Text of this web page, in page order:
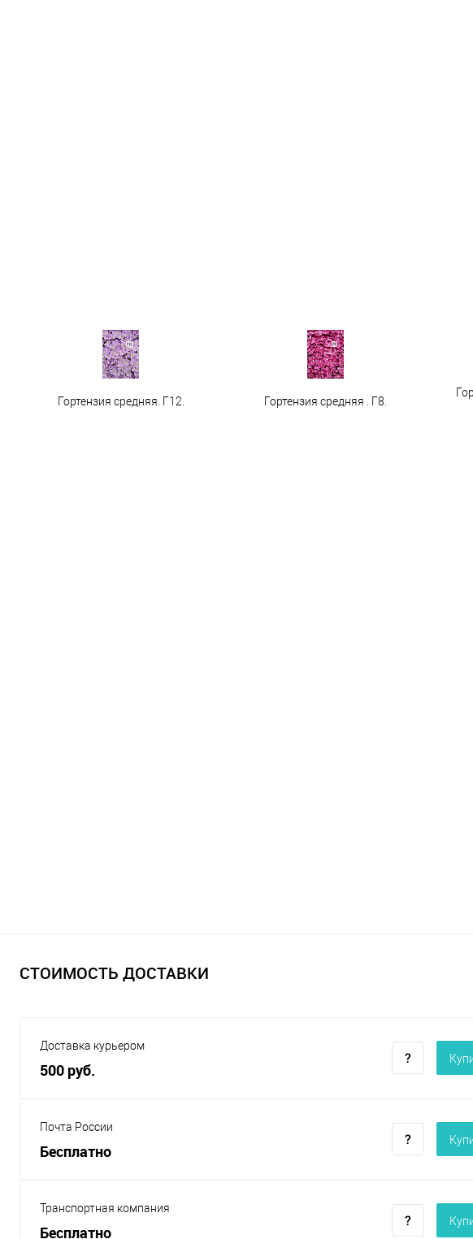
Гортензия средняя. Г12. Гортензия средняя . Г8.
СТОИМОСТЬ ДОСТАВКИ
Доставка курьером
500 руб.
Почта России
Бесплатно
Транспортная компания
Бесплатно